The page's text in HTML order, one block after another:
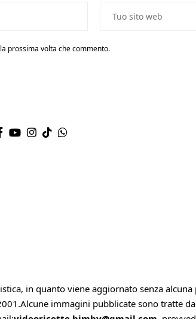
prossima volta che commento.
in quanto viene aggiornato senza
immagini pubblicate sono tratte